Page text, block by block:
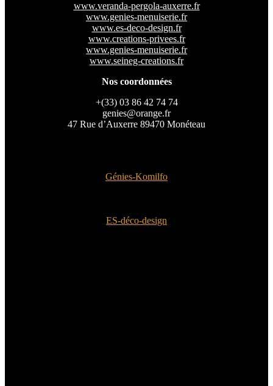
www.veranda-pergola-auxerre.fr
www.genies-menuiserie.fr
www.es-deco-design.fr
www.creations-privees.fr
www.genies-menuiserie.fr
www.seineg-creations.fr
Nos coordonnées
+(33) 03 86 42 74 74
genies@orange.fr
47 Rue d’Auxerre 89470 Monéteau
Génies-Komilfo
ES-déco-design